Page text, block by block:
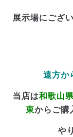
展示場にござ
遠方か
当店は和歌山
東からご購
や